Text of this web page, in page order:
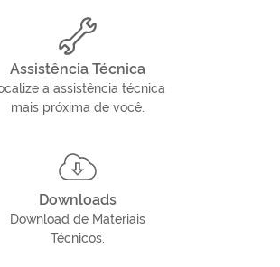
Assistência Técnica
a assistência técnica
mais próxima de você.
Downloads
Download de Materiais
Técnicos.